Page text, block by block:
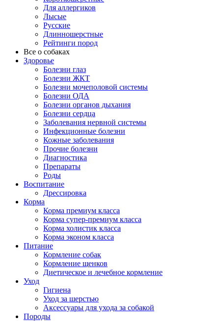
Для аллергиков
Лысые
Русские
Длинношерстные
Рейтинги пород
Все о собаках
Здоровье
Болезни глаз
Болезни ЖКТ
Болезни мочеполовой системы
Болезни ОДА
Болезни органов дыхания
Болезни сердца
Заболевания нервной системы
Инфекционные болезни
Кожные заболевания
Прочие болезни
Диагностика
Препараты
Роды
Воспитание
Дрессировка
Корма
Корма премиум класса
Корма супер-премиум класса
Корма холистик класса
Корма эконом класса
Питание
Кормление собак
Кормление щенков
Диетическое и лечебное кормление
Уход
Гигиена
Уход за шерстью
Аксессуары для ухода за собакой
Породы